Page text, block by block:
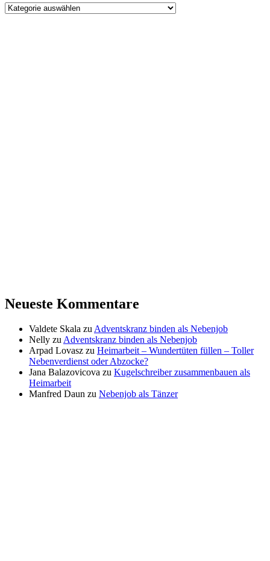
Kategorien
Neueste Kommentare
Valdete Skala zuAdventskranz binden als Nebenjob
Nelly zuAdventskranz binden als Nebenjob
Arpad Lovasz zu Heimarbeit – Wundertüten füllen – Toller
Nebenverdienst oder Abzocke?
Jana Balazovicova zu Kugelschreiber zusammenbauen als
Heimarbeit
Manfred Daun zu Nebenjob als Tänzer